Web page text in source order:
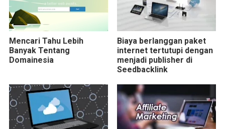
Mencari Tahu Lebih
Banyak Tentang
Domainesia
Biaya berlanggan paket
internet tertutupi dengan
menjadi publisher di
Seedbacklink